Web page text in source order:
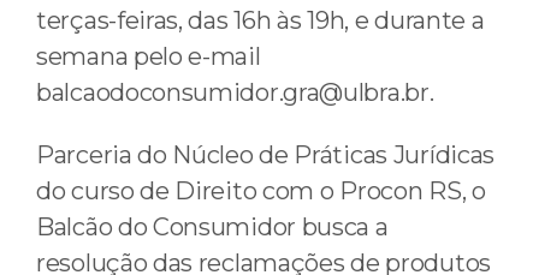
terças-feiras, das 16h às 19h, e durante a
semana pelo e-mail
balcaodoconsumidor.gra@ulbra.br.
Parceria do Núcleo de Práticas Jurídicas
do curso de Direito com o Procon RS, o
Balcão do Consumidor busca a
resolução das reclamações de produtos